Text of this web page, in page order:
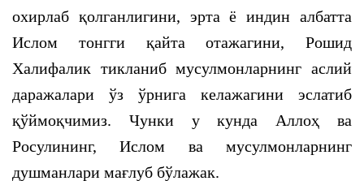
охирлаб қолганлигини, эрта ё индин албатта
Ислом тонгги қайта отажагини, Рошид
Халифалик тикланиб мусулмонларнинг аслий
даражалари ўз ўрнига келажагини эслатиб
қўймоқчимиз. Чунки у кунда Аллоҳ ва
Росулининг, Ислом ва мусулмонларнинг
душманлари мағлуб бўлажак.